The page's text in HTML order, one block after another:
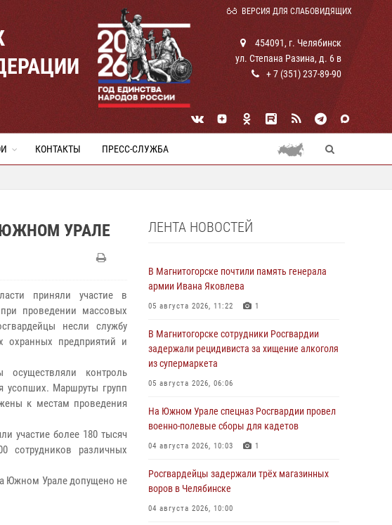
ВЕРСИЯ ДЛЯ СЛАБОВИДЯЩИХ
454091, г. Челябинск
ул. Степана Разина, д. 6 в
+ 7 (351) 237-89-90
КОНТАКТЫ ПРЕСС-СЛУЖБА
УРАЛЕ
приняли участие в
проведении массовых
несли службу
охранных предприятий и
контроль
усопших. Маршруты групп
к местам проведения
участие более 180 тысяч
сотрудников различных
Южном Урале допущено не
ЛЕНТА НОВОСТЕЙ
В Магнитогорске почтили память генерала
армии Ивана Яковлева
05 августа 2026, 11:22 1
В Магнитогорске сотрудники Росгвардии
задержали рецидивиста за хищение алкоголя
из супермаркета
05 августа 2026, 06:06
На Южном Урале спецназ Росгвардии провел
военно-полевые сборы для кадетов
04 августа 2026, 10:03 1
Росгвардейцы задержали трёх магазинных
воров в Челябинске
04 августа 2026, 10:00